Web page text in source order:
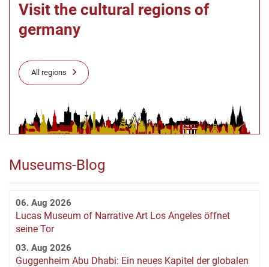
Visit the cultural regions of
germany
All regions
Museums-Blog
06. Aug 2026
Lucas Museum of Narrative Art Los Angeles öffnet
seine Tor
03. Aug 2026
Guggenheim Abu Dhabi: Ein neues Kapitel der globalen